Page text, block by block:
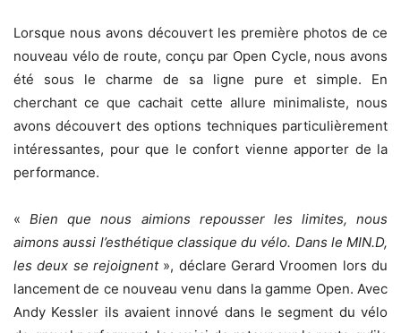
Lorsque nous avons découvert les première photos de ce
nouveau vélo de route, conçu par Open Cycle, nous avons
été sous le charme de sa ligne pure et simple. En
cherchant ce que cachait cette allure minimaliste, nous
avons découvert des options techniques particulièrement
intéressantes, pour que le confort vienne apporter de la
performance.
«Bien que nous aimions repousser les limites, nous
aimons aussi l’esthétique classique du vélo. Dans le MIN.D,
les deux se rejoignent », déclare Gerard Vroomen lors du
lancement de ce nouveau venu dans la gamme Open. Avec
Andy Kessler ils avaient innové dans le segment du vélo